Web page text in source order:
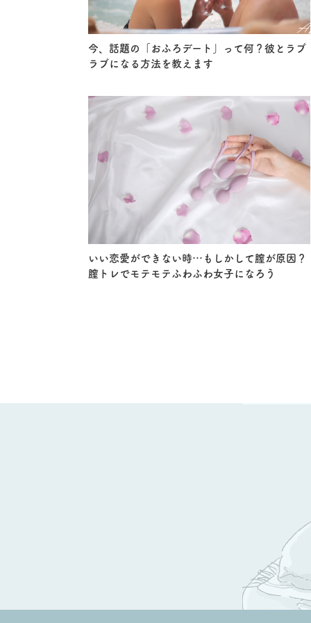
今、話題の「おふろデート」って何？彼とラブ
ラブになる方法を教えます
いい恋愛ができない時…もしかして膣が原因？
膣トレでモテモテふわふわ女子になろう